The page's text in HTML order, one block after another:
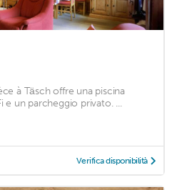
à Täsch offre una piscina
e un parcheggio privato. ...
Verifica disponibilità